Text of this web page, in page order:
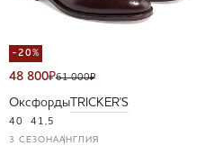
-20%
48 800₽61 000₽
Оксфорды TRICKER'S
40 41,5
3 СЕЗОНААНГЛИЯ